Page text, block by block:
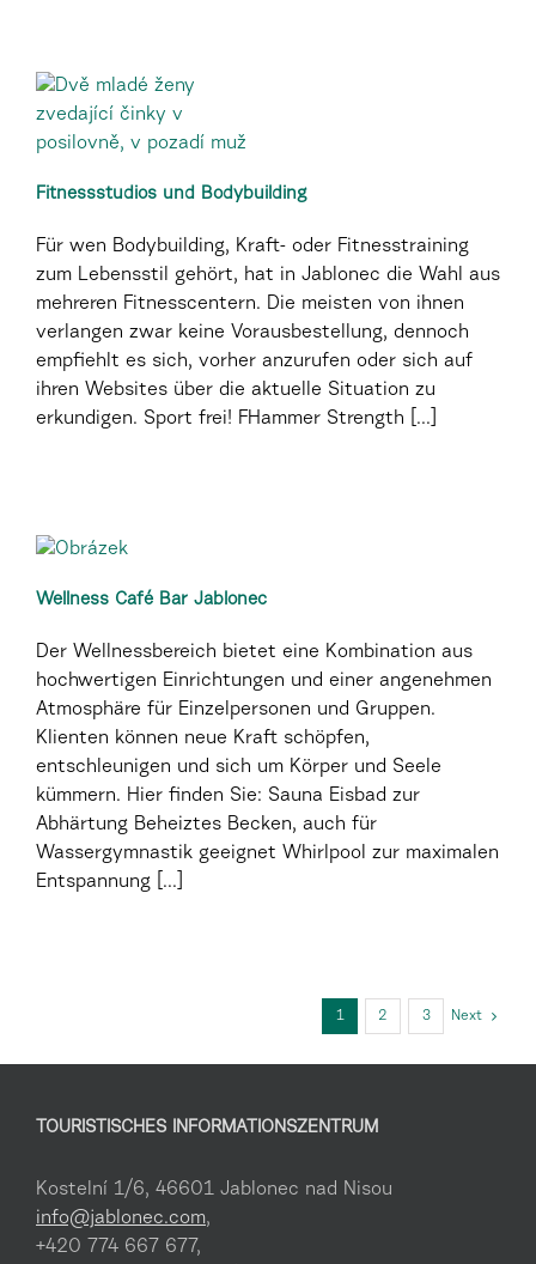
Fitnessstudios und Bodybuilding
Für wen Bodybuilding, Kraft- oder Fitnesstraining
zum Lebensstil gehört, hat in Jablonec die Wahl aus
mehreren Fitnesscentern. Die meisten von ihnen
verlangen zwar keine Vorausbestellung, dennoch
empfiehlt es sich, vorher anzurufen oder sich auf
ihren Websites über die aktuelle Situation zu
erkundigen. Sport frei! FHammer Strength [...]
Wellness Café Bar Jablonec
Der Wellnessbereich bietet eine Kombination aus
hochwertigen Einrichtungen und einer angenehmen
Atmosphäre für Einzelpersonen und Gruppen.
Klienten können neue Kraft schöpfen,
entschleunigen und sich um Körper und Seele
kümmern. Hier finden Sie: Sauna Eisbad zur
Abhärtung Beheiztes Becken, auch für
Wassergymnastik geeignet Whirlpool zur maximalen
Entspannung [...]
1 2 3 Next
TOURISTISCHES INFORMATIONSZENTRUM
Kostelní 1/6, 46601 Jablonec nad Nisou
info@jablonec.com,
+420 774 667 677,